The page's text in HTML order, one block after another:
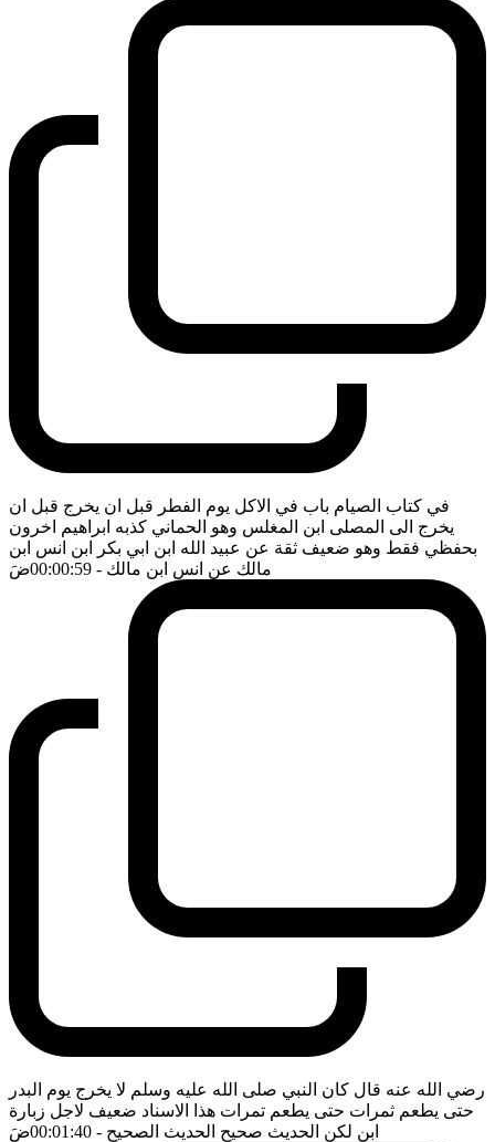
في كتاب الصيام باب في الاكل يوم الفطر قبل ان يخرج قبل ان
يخرج الى المصلى ابن المغلس وهو الحماني كذبه ابراهيم اخرون
بحفظي فقط وهو ضعيف ثقة عن عبيد الله ابن ابي بكر ابن انس ابن
مالك عن انس ابن مالك - 00:00:59 ضَ
رضي الله عنه قال كان النبي صلى الله عليه وسلم لا يخرج يوم البدر
حتى يطعم ثمرات حتى يطعم تمرات هذا الاسناد ضعيف لاجل زبارة
ابن لكن الحديث صحيح الحديث الصحيح - 00:01:40 ضَ